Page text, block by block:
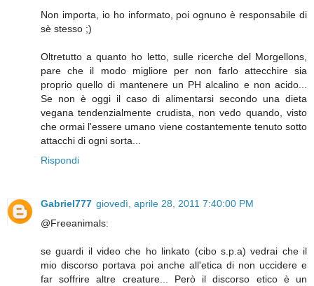
Non importa, io ho informato, poi ognuno è responsabile di
sè stesso ;)
Oltretutto a quanto ho letto, sulle ricerche del Morgellons,
pare che il modo migliore per non farlo attecchire sia
proprio quello di mantenere un PH alcalino e non acido...
Se non è oggi il caso di alimentarsi secondo una dieta
vegana tendenzialmente crudista, non vedo quando, visto
che ormai l'essere umano viene costantemente tenuto sotto
attacchi di ogni sorta...
Rispondi
Gabriel777 giovedì, aprile 28, 2011 7:40:00 PM
@Freeanimals:
se guardi il video che ho linkato (cibo s.p.a) vedrai che il
mio discorso portava poi anche all'etica di non uccidere e
far soffrire altre creature... Però il discorso etico è un